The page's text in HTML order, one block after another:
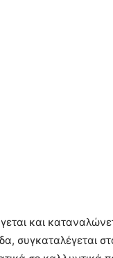
και
συγκαταλέγεται